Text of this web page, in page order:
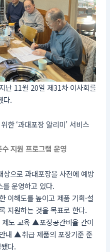
난 11월 20일 제31차 이사회를
다.
한 ‘과대포장 알리미’ 서비스
지원 프로그램 운영
으로 과대포장을 사전에 예방
를 운영하고 있다.
이해도를 높이고 제품 기획·설
지원하는 것을 목표로 한다.
도 교육 ▲포장공간비율 간이
내 ▲취급 제품의 포장기준 준
다.